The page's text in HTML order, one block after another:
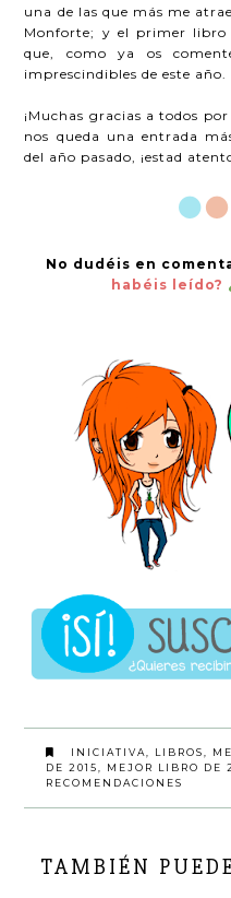
una de las que más me
Monforte; y el primer libro
que, como ya os
imprescindibles de este año.
¡Muchas gracias a todos
nos queda una entrada
del año pasado, ¡estad
No dudéis en
habéis leído?
INICIATIVA, LIBROS,
DE 2015, MEJOR LIBRO DE
RECOMENDACIONES
TAMBIÉN